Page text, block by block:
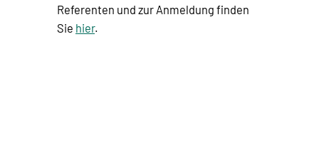
Referenten und zur Anmeldung finden
Sie hier.